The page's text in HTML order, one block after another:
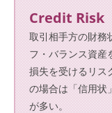
Credit Risk
取引相手方の財務
フ・バランス資産
損失を受けるリス
の場合は「信用状
が多い。